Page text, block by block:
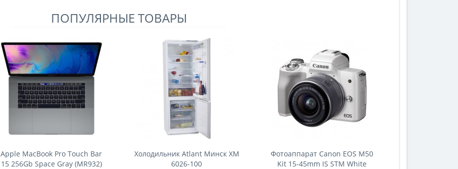
ПОПУЛЯРНЫЕ ТОВАРЫ
Apple MacBook Pro Touch Bar
15 256Gb Space Gray (MR932)
Холодильник Atlant Минск ХМ
6026-100
Фотоаппарат Canon EOS M50
Kit 15-45mm IS STM White